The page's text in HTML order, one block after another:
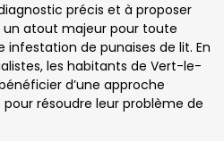
précis et à proposer
atout majeur pour toute
de punaises de lit. En
les habitants de Vert-le-
d’une approche
résoudre leur problème de